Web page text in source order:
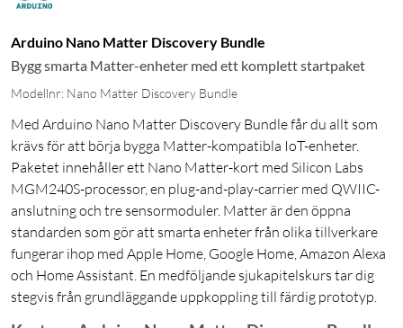
Arduino Nano Matter Discovery Bundle
Bygg smarta Matter-enheter med ett komplett startpaket
Modellnr: Nano Matter Discovery Bundle
Med Arduino Nano Matter Discovery Bundle får du allt som
krävs för att börja bygga Matter-kompatibla IoT-enheter.
Paketet innehåller ett Nano Matter-kort med Silicon Labs
MGM240S-processor, en plug-and-play-carrier med QWIIC-
anslutning och tre sensormoduler. Matter är den öppna
standarden som gör att smarta enheter från olika tillverkare
fungerar ihop med Apple Home, Google Home, Amazon Alexa
och Home Assistant. En medföljande sjukapitelskurs tar dig
stegvis från grundläggande uppkoppling till färdig prototyp.